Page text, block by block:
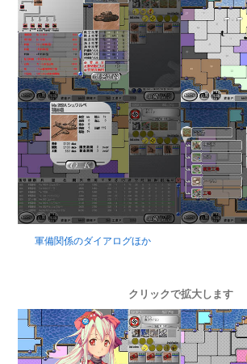
軍備関係のダイアログほか
クリックで拡大します